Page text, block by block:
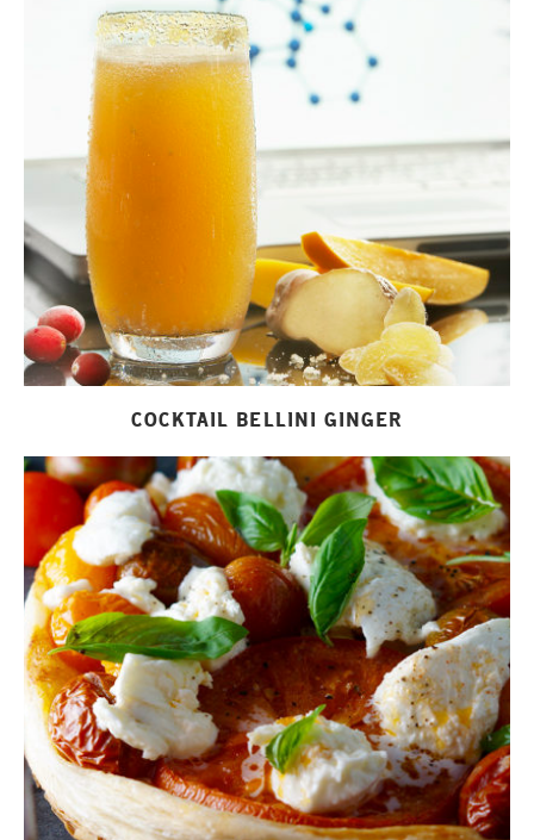
COCKTAIL BELLINI GINGER